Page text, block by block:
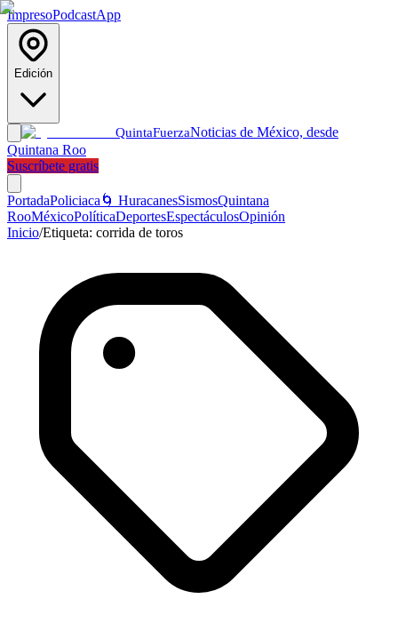
ImpresoPodcastApp
Edición
QuintaFuerzaNoticias de México, desde
Quintana Roo
Suscríbete gratis
PortadaPoliciaca 🌀 HuracanesSismosQuintana
RooMéxicoPolíticaDeportesEspectáculosOpinión
Inicio/Etiqueta: corrida de toros